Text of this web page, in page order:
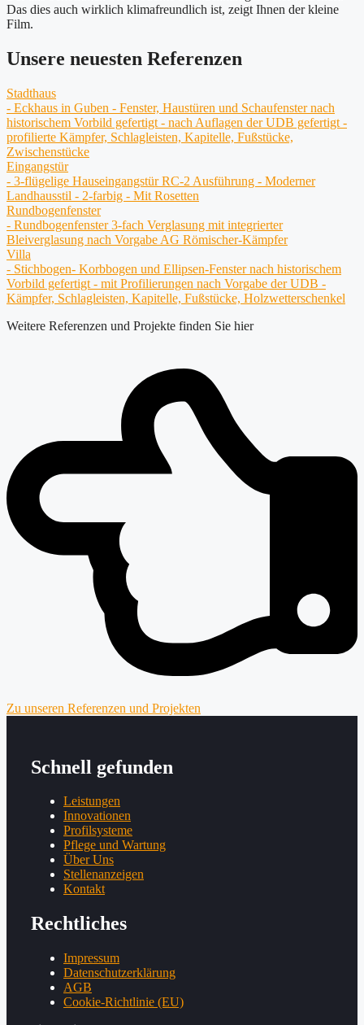
Das dies auch wirklich klimafreundlich ist, zeigt Ihnen der kleine
Film.
Unsere neuesten Referenzen
Stadthaus
- Eckhaus in Guben - Fenster, Haustüren und Schaufenster nach
historischem Vorbild gefertigt - nach Auflagen der UDB gefertigt -
profilierte Kämpfer, Schlagleisten, Kapitelle, Fußstücke,
Zwischenstücke
Eingangstür
- 3-flügelige Hauseingangstür RC-2 Ausführung - Moderner
Landhausstil - 2-farbig - Mit Rosetten
Rundbogenfenster
- Rundbogenfenster 3-fach Verglasung mit integrierter
Bleiverglasung nach Vorgabe AG Römischer-Kämpfer
Villa
- Stichbogen- Korbbogen und Ellipsen-Fenster nach historischem
Vorbild gefertigt - mit Profilierungen nach Vorgabe der UDB -
Kämpfer, Schlagleisten, Kapitelle, Fußstücke, Holzwetterschenkel
Weitere Referenzen und Projekte finden Sie hier
Zu unseren Referenzen und Projekten
Schnell gefunden
Leistungen
Innovationen
Profilsysteme
Pflege und Wartung
Über Uns
Stellenanzeigen
Kontakt
Rechtliches
Impressum
Datenschutzerklärung
AGB
Cookie-Richtlinie (EU)